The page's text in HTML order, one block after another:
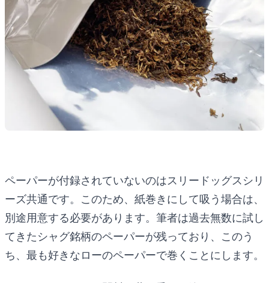
ペーパーが付録されていないのはスリードッグスシリ
ーズ共通です。このため、紙巻きにして吸う場合は、
別途用意する必要があります。筆者は過去無数に試し
てきたシャグ銘柄のペーパーが残っており、このう
ち、最も好きなローのペーパーで巻くことにします。